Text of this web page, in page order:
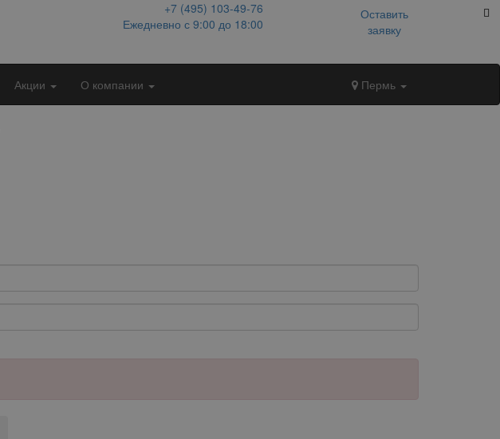
+7 (495) 103-49-76
Ежедневно с 9:00 до 18:00
Оставить
заявку
Акции О компании Пермь